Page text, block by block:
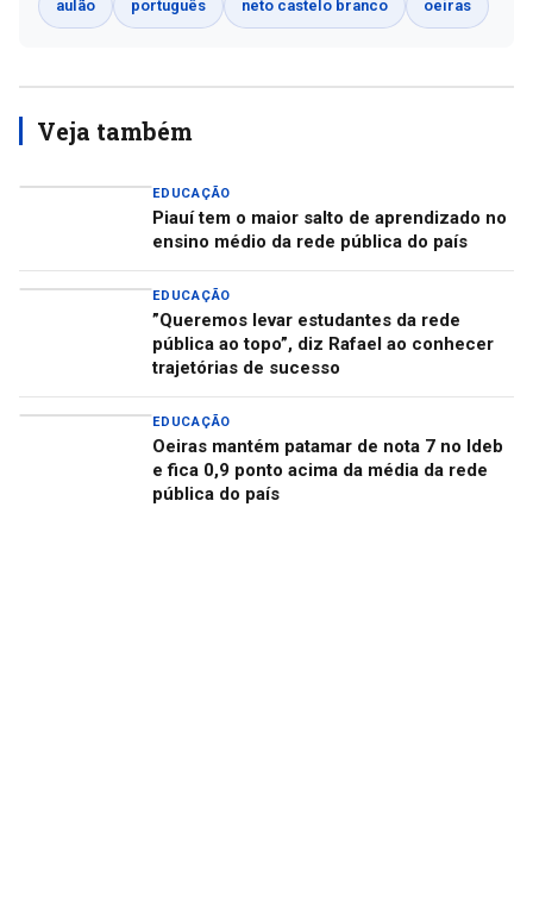
aulão português neto castelo branco oeiras
Veja também
EDUCAÇÃO
Piauí tem o maior salto de aprendizado no
ensino médio da rede pública do país
EDUCAÇÃO
”Queremos levar estudantes da rede
pública ao topo”, diz Rafael ao conhecer
trajetórias de sucesso
EDUCAÇÃO
Oeiras mantém patamar de nota 7 no Ideb
e fica 0,9 ponto acima da média da rede
pública do país